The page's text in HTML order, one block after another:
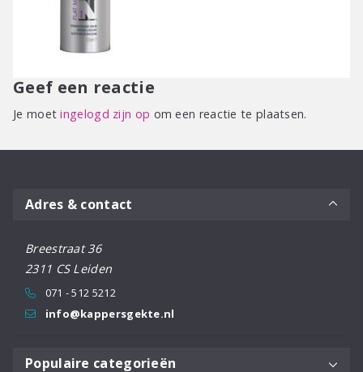
Geef een reactie
Je moetingelogd zijn op om een reactie te plaatsen.
Adres & contact
Breestraat 36
2311 CS Leiden
071 - 512 5212
info@kappersgekte.nl
Populaire categorieën